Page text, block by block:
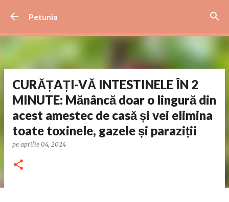
Petunia
CURĂȚAȚI-VĂ INTESTINELE ÎN 2
MINUTE: Mănâncă doar o lingură din
acest amestec de casă și vei elimina
toate toxinele, gazele și paraziții
pe aprilie 04, 2024